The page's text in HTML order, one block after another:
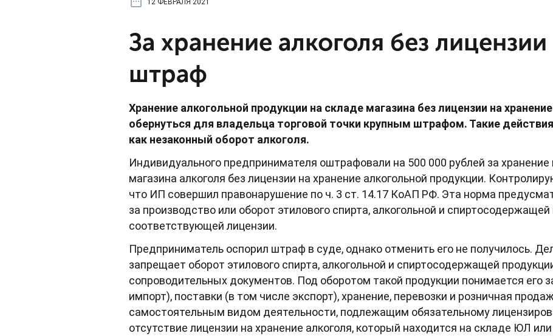
За хранение алкоголя без лицензии
штраф
Хранение алкогольной продукции на складе магазина без лицензии на
обернуться для владельца торговой точки крупным штрафом. Такие
как незаконный оборот алкоголя.
Индивидуального предпринимателя оштрафовали на 500 000 рублей за хранение
магазина алкоголя без лицензии на хранение алкогольной продукции.
что ИП совершил правонарушение по ч. 3 ст. 14.17 КоАП РФ. Эта норма
за производство или оборот этилового спирта, алкогольной и спиртосодержащей
соответствующей лицензии.
Предприниматель оспорил штраф в суде, однако отменить его не получилось.
запрещает оборот этилового спирта, алкогольной и спиртосодержащей
сопроводительных документов. Под оборотом такой продукции понимается его
импорт), поставки (в том числе экспорт), хранение, перевозки и розничная
самостоятельным видом деятельности, подлежащим обязательному
отсутствие лицензии на хранение алкоголя, который находится на складе ЮЛ